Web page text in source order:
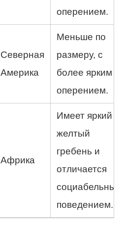
оперением.
Северная
Америка
Меньше по
размеру, с
более ярким
оперением.
Африка
Имеет яркий
желтый
гребень и
отличается
социабельным
поведением.